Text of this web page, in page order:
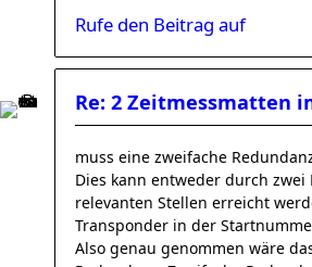
Rufe den Beitrag auf
Re: 2 Zeitmessmatten
muss eine zweifache
Dies kann entweder durch
relevanten Stellen erreicht
Transponder in der
Also genau genommen wäre